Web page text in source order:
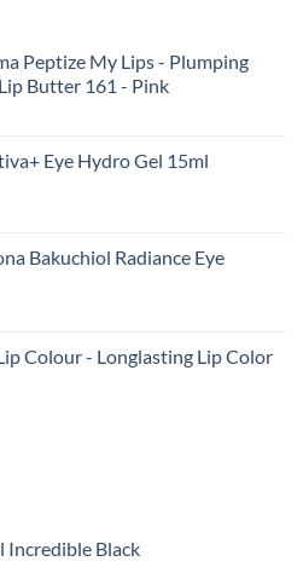
Peptize My Lips - Plumping
Butter 161 - Pink
Eye Hydro Gel 15ml
Bakuchiol Radiance Eye
Colour - Longlasting Lip Color
Incredible Black